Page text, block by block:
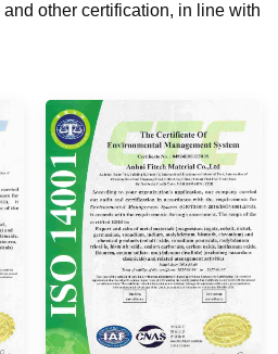
other certification, in line with